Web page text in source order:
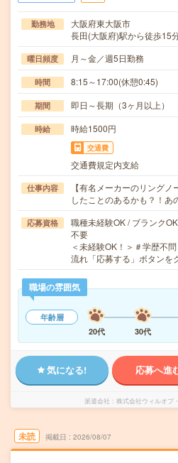
勤務地
大阪府東大阪市
長田(大阪府)駅から徒歩15
曜日頻度 月～金／週5日勤務
時間 8:15～17:00(休憩0:45)
期間 即日～長期（3ヶ月以上）
時給 時給1500円
交通費
交通費規定内支給
仕事内容
【有名メーカーのリング
したことのあるかも？！
応募資格
職種未経験OK / ブランク
不要
＜未経験OK！＞＃学歴不
流れ「応募する」ボタン
職場の雰囲気
年齢層
20代
30代
気になる! 応募へ進
派遣会社 株式会社ウィルオ
未読 掲載日 2026/08/07